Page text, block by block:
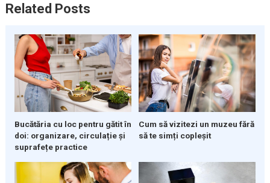
Related Posts
Bucătăria cu loc pentru gătit în
doi: organizare, circulație și
suprafețe practice
Cum să vizitezi un muzeu fără
să te simți copleșit